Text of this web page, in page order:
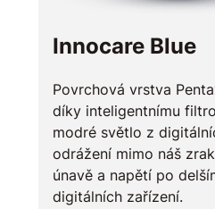
Innocare Blue
Povrchová vrstva
díky inteligentnímu
modré světlo z
odrážení mimo náš
únavě a napětí po
digitálních zařízení.